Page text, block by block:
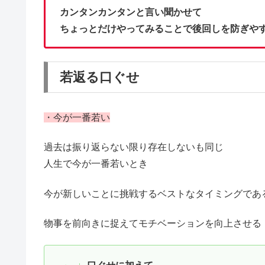
カンタンカンタンと言い聞かせて
ちょっとだけやってみることで後回しを防ぎや
若返る口ぐせ
・今が一番若い
過去は振り返らない限り存在しないも同じ
人生で今が一番若いとき
今が新しいことに挑戦するベストなタイミングであ
物事を前向きに捉えてモチベーションを向上させる